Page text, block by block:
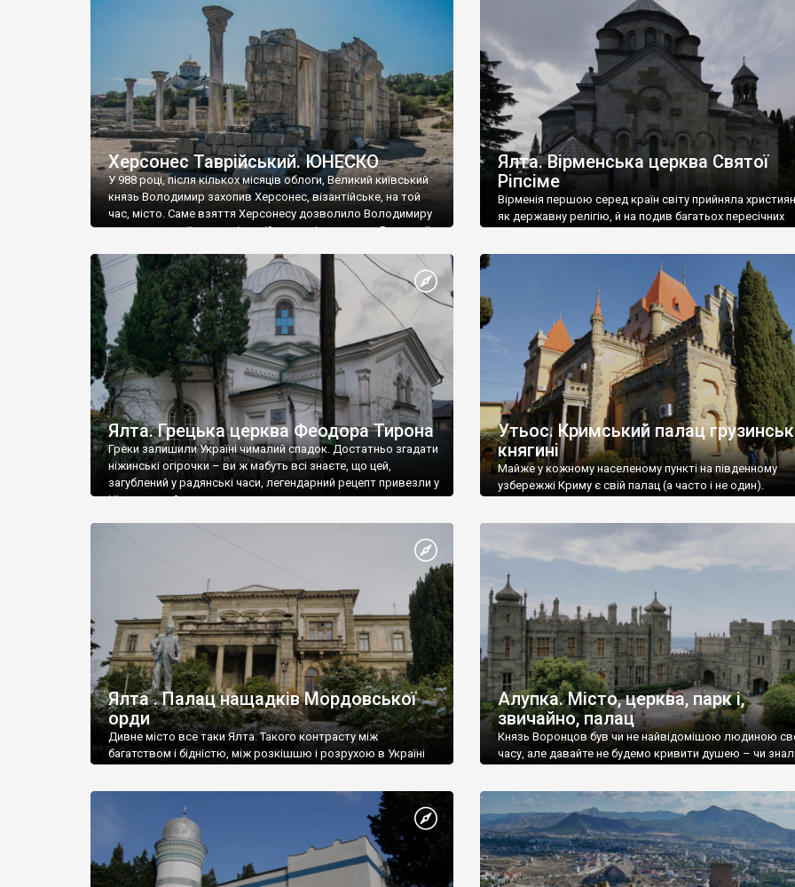
візантійської доби. Раритети викрадені з фондів об’єкту
культурної спадщини ЮНЕСКО «Херсонеса Таврійського».
Офіційно – на виставку «Золото Візантії», але експерти та
влада в Україні вважають це лише […]
називаються «повстяками» (postaki)…” “Вино. Крим
виробляє відмінне вино і його вдосталь: воно все
легке біле і дуже […]
Херсонес Таврійський. ЮНЕСКО
У 988 році, після кількох місяців облоги, Великий київський
князь Володимир захопив Херсонес, візантійське, на той
час, місто. Саме взяття Херсонесу дозволило Володимиру
диктувати свої умови візантійському імператору Василю ІІ,
Херсонесі Володимир-язичник, став Василем-
християнином. А потім було Хрещення Русі. На честь
Херсонесу Таврійського названо місто […]
Ялта. Вірменська церква Святої
Ріпсіме
Вірменія першою серед країн світу прийняла
як державну релігію, й на подив багатьох пересічних
Ялта. Грецька церква Феодора Тирона
Греки залишили Україні чималий спадок. Достатньо згадати
ніжинські огірочки – ви ж мабуть всі знаєте, що цей,
загублений у радянські часи, легендарний рецепт привезли у
Ніжин греки?
Утьос. Кримський палац
княгині
Майже у кожному населеному пункті на південному
узбережжі Криму є свій палац (а часто і не один).
Ялта . Палац нащадків Мордовської
орди
Дивне місто все таки Ялта. Такого контрасту між
багатством і бідністю, між розкішшю і розрухою в Україні
Алупка. Місто, церква, парк і,
звичайно, палац
Князь Воронцов був чи не найвідомішою людиною
часу, але давайте не будемо кривити душею – чи